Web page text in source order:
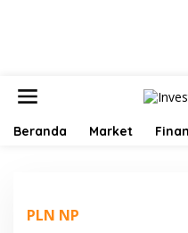
Beranda Market
PLN NP